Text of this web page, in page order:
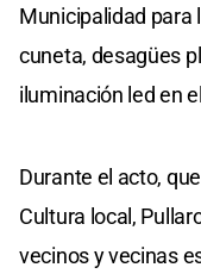
Municipalidad para
cuneta, desagües
iluminación led en
Durante el acto,
Cultura local,
vecinos y vecinas